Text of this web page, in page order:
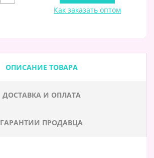
Как заказать оптом
ОПИСАНИЕ ТОВАРА
ДОСТАВКА И ОПЛАТА
ГАРАНТИИ ПРОДАВЦА